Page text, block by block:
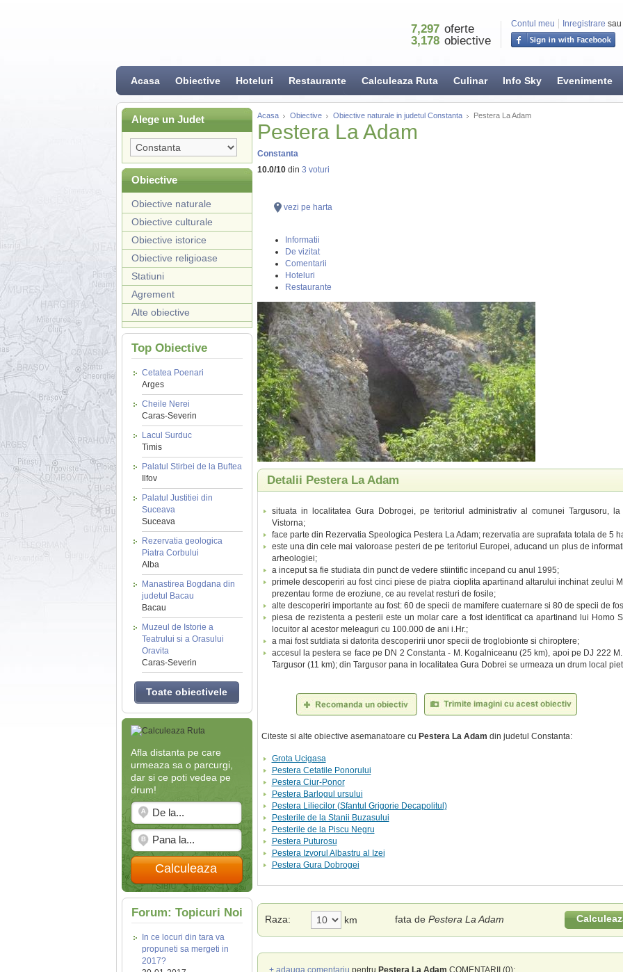
Contul meu Inregistrare sau
7,297 oferte
3,178 obiective
Acasa Obiective Hoteluri Restaurante Calculeaza Ruta Culinar Info Sky Evenimente
Alege un Judet
Obiective
Obiective naturale
Obiective culturale
Obiective istorice
Obiective religioase
Statiuni
Agrement
Alte obiective
Top Obiective
Cetatea Poenari
Arges
Cheile Nerei
Caras-Severin
Lacul Surduc
Timis
Palatul Stirbei de la Buftea
Ilfov
Palatul Justitiei din
Suceava
Suceava
Rezervatia geologica
Piatra Corbului
Alba
Manastirea Bogdana din
judetul Bacau
Bacau
Muzeul de Istorie a
Teatrului si a Orasului
Oravita
Caras-Severin
Toate obiectivele
Afla distanta pe care
urmeaza sa o parcurgi,
dar si ce poti vedea pe
drum!
Calculeaza
Forum: Topicuri Noi
In ce locuri din tara va
propuneti sa mergeti in
2017?
Acasa Obiective Obiective naturale in judetul Constanta Pestera La Adam
Pestera La Adam
Constanta
10.0/10din 3 voturi
vezi pe harta
Informatii
De vizitat
Comentarii
Hoteluri
Restaurante
Detalii Pestera La Adam
situata in localitatea Gura Dobrogei, pe teritoriul administrativ al comunei Targusoru,
Vistorna;
face parte din Rezervatia Speologica Pestera La Adam; rezervatia are suprafata totala de 5
este una din cele mai valoroase pesteri de pe teritoriul Europei, aducand un plus de
arheologiei;
a inceput sa fie studiata din punct de vedere stiintific incepand cu anul 1995;
primele descoperiri au fost cinci piese de piatra cioplita apartinand altarului inchinat zeului
prezentau forme de eroziune, ce au revelat resturi de fosile;
alte descoperiri importante au fost: 60 de specii de mamifere cuaternare si 80 de specii de
piesa de rezistenta a pesterii este un molar care a fost identificat ca apartinand lui Homo
locuitor al acestor meleaguri cu 100.000 de ani i.Hr.;
a mai fost sutdiata si datorita descoperirii unor specii de troglobionte si chiroptere;
accesul la pestera se face pe DN 2 Constanta - M. Kogalniceanu (25 km), apoi pe DJ 222
Targusor (11 km); din Targusor pana in localitatea Gura Dobrei se urmeaza un drum local
Citeste si alte obiective asemanatoare cu Pestera La Adam din judetul Constanta:
Grota Ucigasa
Pestera Cetatile Ponorului
Pestera Ciur-Ponor
Pestera Barlogul ursului
Pestera Liliecilor (Sfantul Grigorie Decapolitul)
Pesterile de la Stanii Buzasului
Pesterile de la Piscu Negru
Pestera Puturosu
Pestera Izvorul Albastru al Izei
Pestera Gura Dobrogei
Raza: km fata de Pestera La Adam
+ adauga comentariu pentru Pestera La Adam COMENTARII (0):